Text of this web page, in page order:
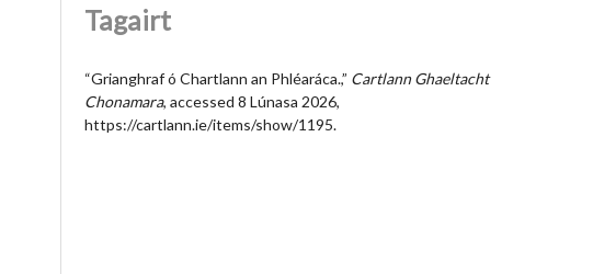
Tagairt
“Grianghraf ó Chartlann an Phléaráca.,” Cartlann Ghaeltacht
Chonamara, accessed 8 Lúnasa 2026,
https://cartlann.ie/items/show/1195.